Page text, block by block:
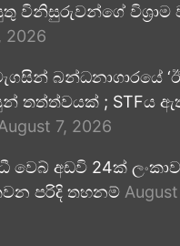
විනිසුරුවන්ගේ විශ්‍රාම
2026
බන්ධනාගාරයේ
තත්ත්වයක් ; STFය
7, 2026
වෙබ් අඩවි 24ක්
පරිදි තහනම්